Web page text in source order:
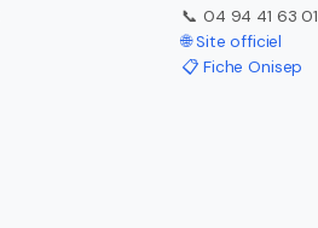
📞 04 94 41 63 01
🌐 Site officiel
📋 Fiche Onisep